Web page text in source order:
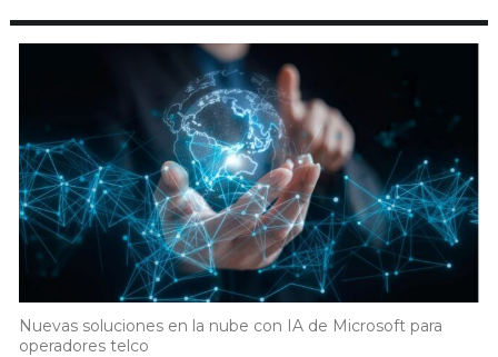
Nuevas soluciones en la nube con IA de Microsoft para
operadores telco